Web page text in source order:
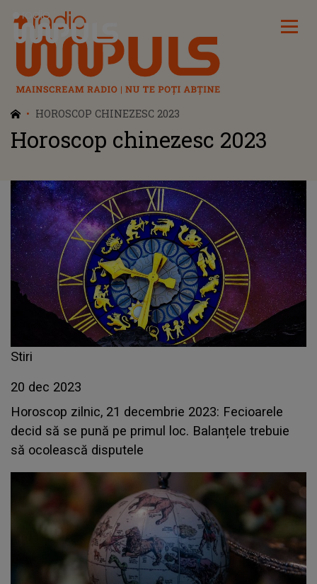
Radio Impuls
HOROSCOP CHINEZESC 2023
Horoscop chinezesc 2023
Stiri
20 dec 2023
Horoscop zilnic, 21 decembrie 2023: Fecioarele
decid să se pună pe primul loc. Balanțele trebuie
să ocolească disputele